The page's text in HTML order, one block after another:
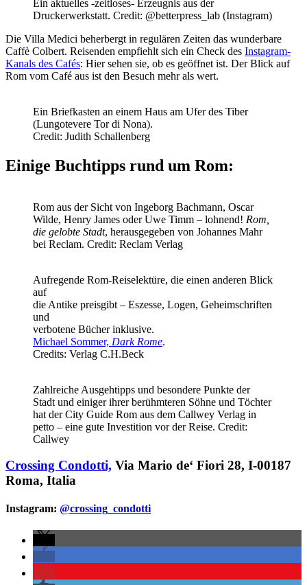
Ein aktuelles -zeitloses- Erzeugnis aus der
Druckerwerkstatt. Credit: @betterpress_lab (Instagram)
Die Villa Medici beherbergt in regulären Zeiten das wunderbare
Caffè Colbert. Reisenden empfiehlt sich ein Check des Instagram-
Kanals des Cafés: Hier sehen sie, ob es geöffnet ist. Der Blick auf
Rom vom Café aus ist den Besuch mehr als wert.
Ein Briefkasten an einem Haus am Ufer des Tiber
(Lungotevere Tor di Nona).
Credit: Judith Schallenberg
Einige Buchtipps rund um Rom:
Rom aus der Sicht von Ingeborg Bachmann, Oscar
Wilde, Henry James oder Uwe Timm – lohnend! Rom,
die gelobte Stadt, herausgegeben von Johannes Mahr
bei Reclam. Credit: Reclam Verlag
Aufregende Rom-Reiselektüre, die einen anderen Blick
auf
die Antike preisgibt – Eszesse, Logen, Geheimschriften
und
verbotene Bücher inklusive.
Michael Sommer, Dark Rome.
Credits: Verlag C.H.Beck
Zahlreiche Ausgehtipps und besondere Punkte der
Stadt und einiger ihrer berühmteren Söhne und Töchter
hat der City Guide Rom aus dem Callwey Verlag in
petto – eine gute Investition vor der Reise. Credit:
Callwey
Crossing Condotti, Via Mario de‘ Fiori 28, I-00187
Roma, Italia
Instagram: @crossing_condotti